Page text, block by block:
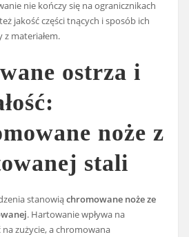
nie kończy się na ogranicznikach
jakość części tnących i sposób ich
z materiałem.
ostrza i
noże z
stali
stanowiąchromowane noże ze
. Hartowanie wpływa na
zużycie, a chromowana